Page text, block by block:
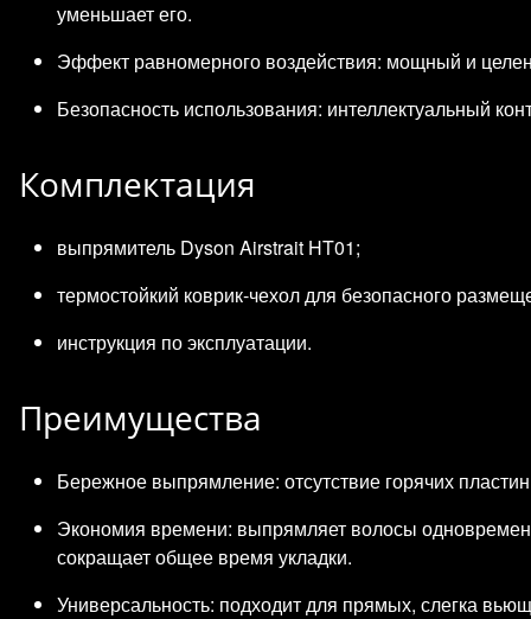
уменьшает его.
Эффект равномерного воздействия: мощный и
Безопасность использования: интеллектуальный
Комплектация
выпрямитель Dyson Airstrait HT01;
термостойкий коврик‑чехол для безопасного
инструкция по эксплуатации.
Преимущества
Бережное выпрямление: отсутствие горячих
Экономия времени: выпрямляет волосы
сокращает общее время укладки.
Универсальность: подходит для прямых, слегка